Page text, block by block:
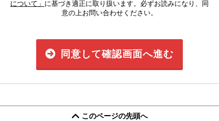
について」 に基づき適正に取り扱います。必ずお読みになり、同
意の上お問い合わせください。
同意して確認画面へ進む
このページの先頭へ